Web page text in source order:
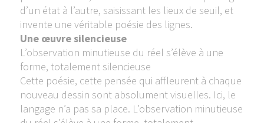
d’un état à l’autre, saisissant les lieux de seuil, et
invente une véritable poésie des lignes.
Une œuvre silencieuse
L’observation minutieuse du réel s’élève à une
forme, totalement silencieuse
Cette poésie, cette pensée qui affleurent à chaque
nouveau dessin sont absolument visuelles. Ici, le
langage n’a pas sa place. L’observation minutieuse